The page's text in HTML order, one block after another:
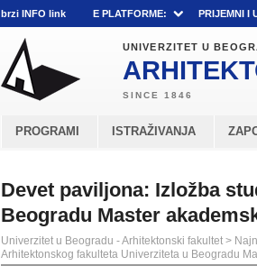
brzi INFO link E PLATFORME: PRIJEMNI I
UNIVERZITET U
PROGRAMI ISTRAŽIVANJA
Devet paviljona: Izložba
Beogradu Master
Univerzitet u Beogradu - Arhitektonski fakultet >
Arhitektonskog fakulteta Univerziteta u Beogradu